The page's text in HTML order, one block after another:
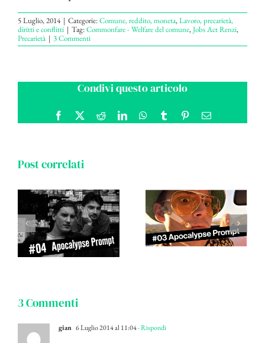
5 Luglio, 2014 | Categorie:Comune, reddito, moneta,Lavoro, precarietà,
diritti e conflitti | Tag:Commonfare - Welfare del comune,Jobs Act Renzi,
Precarietà | 3 Commenti
Condivi questo articolo
Facebook RedditLinkedInWhatsApp
Tumblr PinterestEmail
Post correlati
3 Commenti
gian 6 Luglio 2014 al 11:04- Rispondi